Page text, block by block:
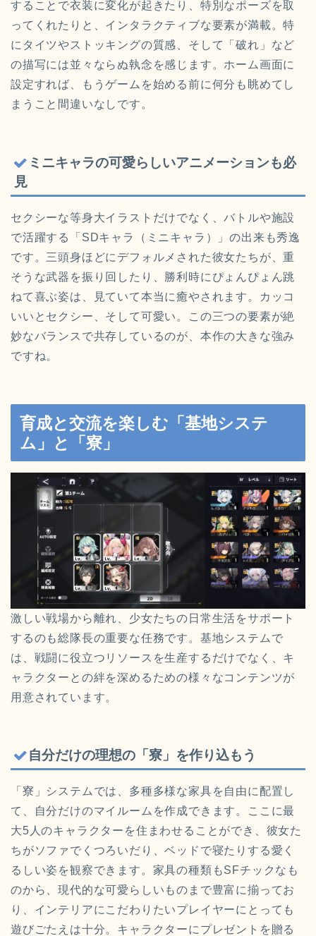
することで衣装に変化が起きたり、特別なポーズを取
ってくれたりと、インタラクティブな要素が満載。特
にタイツやストッキングの質感、そして「破れ」など
の描写には並々ならぬ執念を感じます。ホーム画面に
設定すれば、もうゲームを始める前に何分も眺めてし
まうこと間違いなしです。
ミニキャラの可愛らしいアニメーションも必
見
セクシーな等身大イラストだけでなく、バトルや施設
で活躍する「SDキャラ（ミニキャラ）」の出来も秀逸
です。三頭身ほどにデフォルメされた彼女たちが、重
そうな武器を振り回したり、勝利時にぴょんぴょん跳
ねて喜ぶ姿は、見ていて本当に癒やされます。カッコ
いいとセクシー、そして可愛い。この三つの要素が絶
妙なバランスで共存しているのが、本作の大きな強み
ですね。
育成と交流を楽しむ「基地システ
ム」と「寮」
激しい戦場から離れ、少女たちの日常生活をサポート
するのも総隊長の重要な任務です。基地システムで
は、戦闘に役立つリソースを生産するだけでなく、キ
ャラクターとの絆を深めるための様々なコンテンツが
用意されています。
自分だけの理想の「寮」を作り込もう
「寮」システムでは、多種多様な家具を自由に配置し
て、自分だけのマイルームを作成できます。ここに最
大5人のキャラクターを住まわせることができ、彼女た
ちがソファでくつろいだり、ベッドで寝たりする愛く
るしい姿を観察できます。家具の種類もSFチックなも
のから、現代的な可愛らしいものまで豊富に揃ってお
り、インテリアにこだわりたいプレイヤーにとっても
遊びごたえは十分。キャラクターにプレゼントを贈る